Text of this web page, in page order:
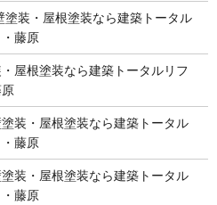
装・屋根塗装なら建築トータル
藤原
屋根塗装なら建築トータルリフ
装・屋根塗装なら建築トータル
藤原
装・屋根塗装なら建築トータル
藤原